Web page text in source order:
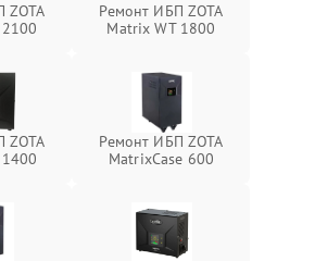
ZOTA
Ремонт ИБП ZOTA
Matrix WT 1800
ZOTA
Ремонт ИБП ZOTA
MatrixCase 600